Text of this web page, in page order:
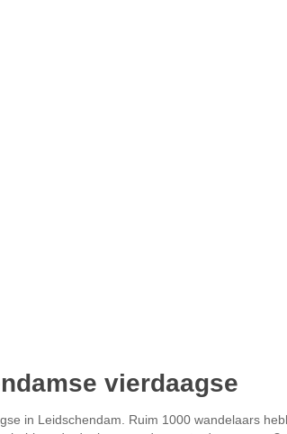
vierdaagse
in Leidschendam. Ruim 1000 wandelaars